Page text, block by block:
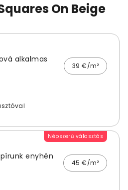
On Beige
alkalmas
39 €/m²
Népszerű választás
enyhén
45 €/m²